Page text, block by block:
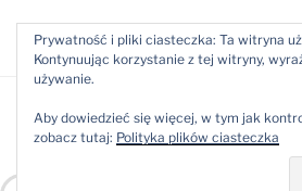
Dumnie wspierane przez WordPress
Prywatność i pliki ciasteczka: Ta witryna
Kontynuując korzystanie z tej witryny,
używanie.
Aby dowiedzieć się więcej, w tym jak
zobacz tutaj: Polityka plików ciasteczka